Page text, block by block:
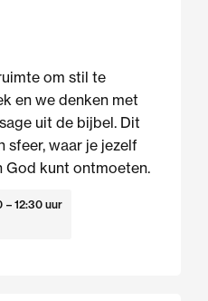
om stil te
en we denken met
uit de bijbel. Dit
sfeer, waar je jezelf
God kunt ontmoeten.
– 12:30 uur